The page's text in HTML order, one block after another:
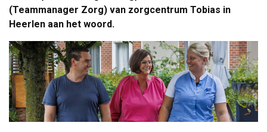
(Teammanager Zorg) van zorgcentrum Tobias in
Heerlen aan het woord.